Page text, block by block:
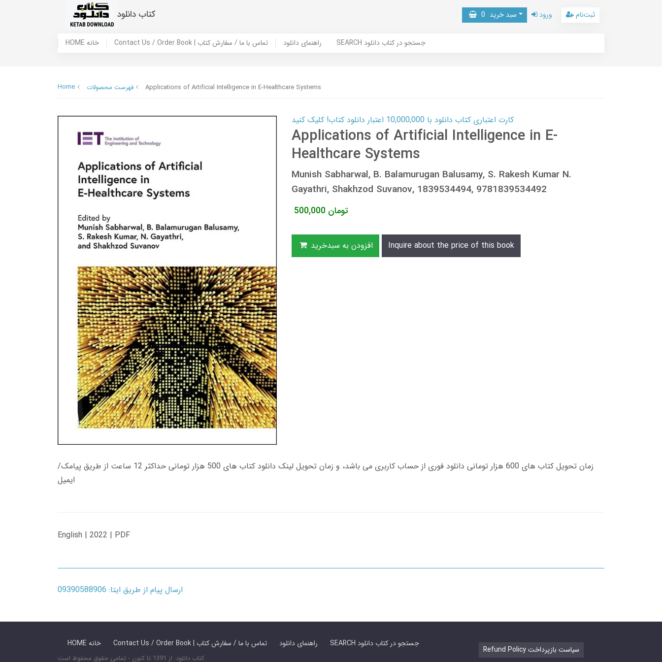
کتاب دانلود سبد خرید 0 ورود ثبت‌نام
HOME خانه Contact Us / Order Book | تماس با ما / سفارش کتاب راهنمای دانلود SEARCH جستجو در کتاب دانلود
Home فهرست محصولات Applications of Artificial Intelligence in E-Healthcare Systems
کارت اعتباری کتاب دانلود با 10,000,000 اعتبار دانلود کتاب! کلیک کنید
Applications of Artificial Intelligence in E-
Healthcare Systems
Munish Sabharwal, B. Balamurugan Balusamy, S. Rakesh Kumar N.
Gayathri, Shakhzod Suvanov, 1839534494, 9781839534492
500,000 تومان
افزودن به سبدخرید Inquire about the price of this book
زمان تحویل کتاب های 600 هزار تومانی دانلود فوری از حساب کاربری می باشد، و زمان تحویل لینک دانلود کتاب های 500 هزار تومانی حداکثر 12 ساعت از طریق پیامک/
ایمیل
English | 2022 | PDF
ارسال پیام از طریق ایتا: 09390588906
HOME خانه Contact Us / Order Book | تماس با ما / سفارش کتاب راهنمای دانلود SEARCH جستجو در کتاب دانلود
کتاب دانلود: از 1391 تا کنون - تمامی حقوق محفوظ است
Refund Policy سیاست بازپرداخت